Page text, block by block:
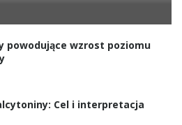
powodujące wzrost poziomu
Cel i interpretacja